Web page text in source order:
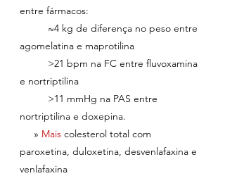
entre fármacos:
agomelatina e maprotilina
e nortriptilina
nortriptilina e doxepina.
» Mais colesterol total com
paroxetina, duloxetina, desvenlafaxina e
venlafaxina